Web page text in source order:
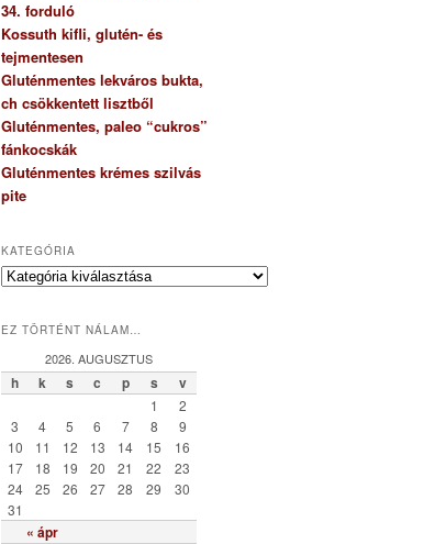
34. forduló
Kossuth kifli, glutén- és
tejmentesen
Gluténmentes lekváros bukta,
ch csökkentett lisztből
Gluténmentes, paleo “cukros”
fánkocskák
Gluténmentes krémes szilvás
pite
KATEGÓRIA
K
e
r
EZ TÖRTÉNT NÁLAM…
2026. AUGUSZTUS
h k s c p s v
« ápr
1
2
3
4 5 6 7 8
9
10
11 12 13 14 15
16
17
18 19 20 21 22
23
24
25 26 27 28 29
30
31